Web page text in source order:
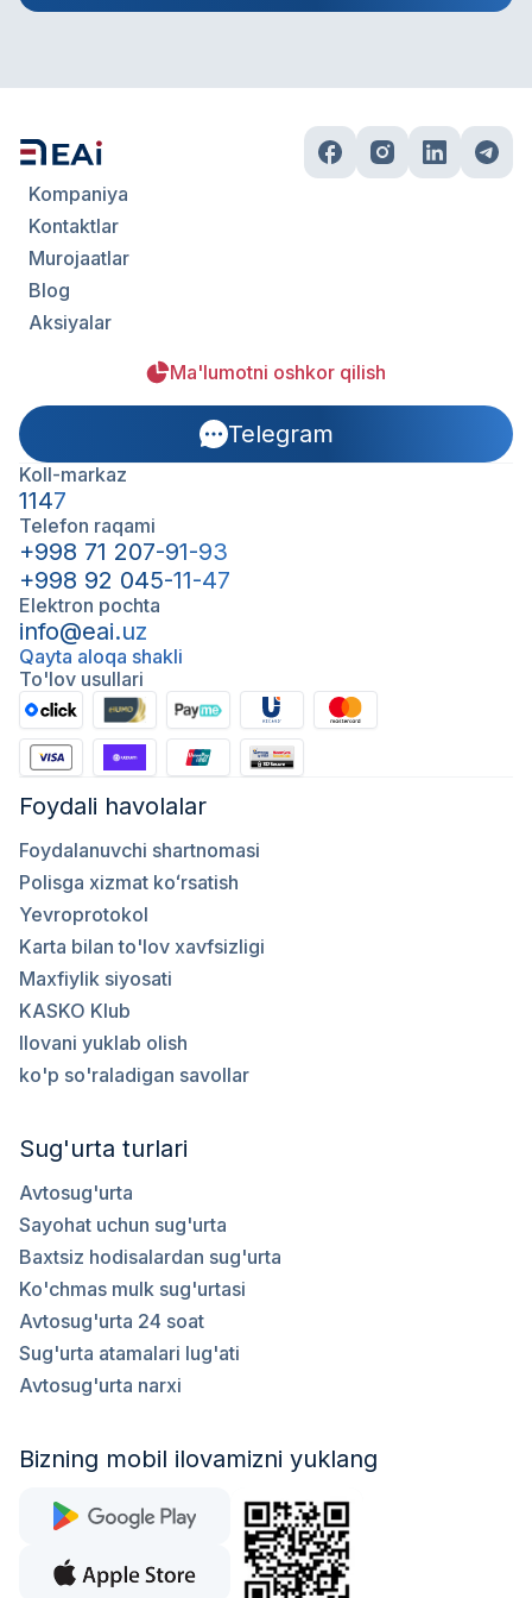
Kompaniya
Kontaktlar
Murojaatlar
Blog
Aksiyalar
Ma'lumotni oshkor qilish
Telegram
Koll-markaz
1147
Telefon raqami
+998 71 207-91-93
+998 92 045-11-47
Elektron pochta
info@eai.uz
Qayta aloqa shakli
To'lov usullari
Foydali havolalar
Foydalanuvchi shartnomasi
Polisga xizmat koʻrsatish
Yevroprotokol
Karta bilan to'lov xavfsizligi
Maxfiylik siyosati
KASKO Klub
Ilovani yuklab olish
ko'p so'raladigan savollar
Sug'urta turlari
Avtosug'urta
Sayohat uchun sug'urta
Baxtsiz hodisalardan sug'urta
Ko'chmas mulk sug'urtasi
Avtosug'urta 24 soat
Sug'urta atamalari lug'ati
Avtosug'urta narxi
Bizning mobil ilovamizni yuklang